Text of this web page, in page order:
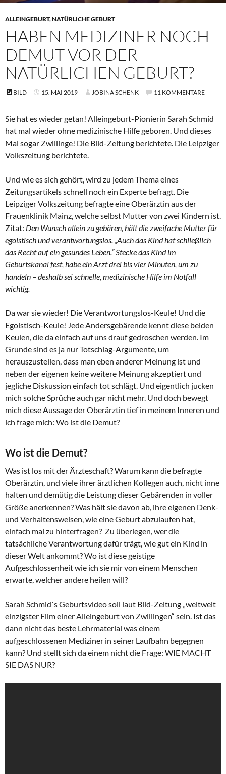
ALLEINGEBURT,NATÜRLICHE GEBURT
HABEN MEDIZINER NOCH
DEMUT VOR DER
NATÜRLICHEN GEBURT?
BILD 15. MAI 2019 JOBINA SCHENK 11 KOMMENTARE
Sie hat es wieder getan! Alleingeburt-Pionierin Sarah Schmid
hat mal wieder ohne medizinische Hilfe geboren. Und dieses
Mal sogar Zwillinge! Die Bild-Zeitung berichtete. Die Leipziger
Volkszeitung berichtete.
Und wie es sich gehört, wird zu jedem Thema eines
Zeitungsartikels schnell noch ein Experte befragt. Die
Leipziger Volkszeitung befragte eine Oberärztin aus der
Frauenklinik Mainz, welche selbst Mutter von zwei Kindern ist.
Zitat: Den Wunsch allein zu gebären, hält die zweifache Mutter für
egoistisch und verantwortungslos. „Auch das Kind hat schließlich
das Recht auf ein gesundes Leben.“ Stecke das Kind im
Geburtskanal fest, habe ein Arzt drei bis vier Minuten, um zu
handeln – deshalb sei schnelle, medizinische Hilfe im Notfall
wichtig.
Da war sie wieder! Die Verantwortungslos-Keule! Und die
Egoistisch-Keule! Jede Andersgebärende kennt diese beiden
Keulen, die da einfach auf uns drauf gedroschen werden. Im
Grunde sind es ja nur Totschlag-Argumente, um
herauszustellen, dass man eben anderer Meinung ist und
neben der eigenen keine weitere Meinung akzeptiert und
jegliche Diskussion einfach tot schlägt. Und eigentlich jucken
mich solche Sprüche auch gar nicht mehr. Und doch bewegt
mich diese Aussage der Oberärztin tief in meinem Inneren und
ich frage mich: Wo ist die Demut?
Wo ist die Demut?
Was ist los mit der Ärzteschaft? Warum kann die befragte
Oberärztin, und viele ihrer ärztlichen Kollegen auch, nicht inne
halten und demütig die Leistung dieser Gebärenden in voller
Größe anerkennen? Was hält sie davon ab, ihre eigenen Denk-
und Verhaltensweisen, wie eine Geburt abzulaufen hat,
einfach mal zu hinterfragen? Zu überlegen, wer die
tatsächliche Verantwortung dafür trägt, wie gut ein Kind in
dieser Welt ankommt? Wo ist diese geistige
Aufgeschlossenheit wie ich sie mir von einem Menschen
erwarte, welcher andere heilen will?
Sarah Schmid´s Geburtsvideo soll laut Bild-Zeitung „weltweit
einzigster Film einer Alleingeburt von Zwillingen“ sein. Ist das
dann nicht das beste Lehrmaterial was einem
aufgeschlossenen Mediziner in seiner Laufbahn begegnen
kann? Und stellt sich da einem nicht die Frage: WIE MACHT
SIE DAS NUR?